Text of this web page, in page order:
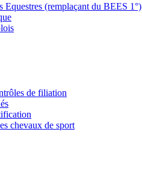
(remplaçant du BEES 1°)
de filiation
chevaux de sport